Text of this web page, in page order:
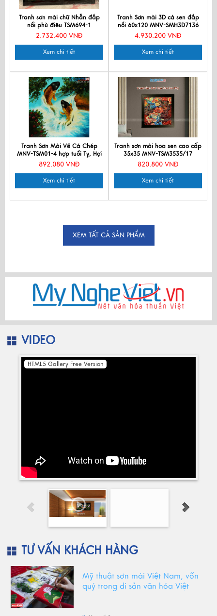
Tranh sơn mài chữ Nhẫn đắp
nổi phù điêu TSM694-1
2.732.400 VNĐ
Xem chi tiết
Tranh Sơn mài 3D cá sen đắp
nổi 60x120 MNV-SMH3D7136
4.930.200 VNĐ
Xem chi tiết
Tranh Sơn Mài Vẽ Cá Chép
MNV-TSM01-4 hợp tuổi Tỵ, Hợi
892.080 VNĐ
Xem chi tiết
Tranh sơn mài hoa sen cao cấp
35x35 MNV-TSM3535/17
820.800 VNĐ
Xem chi tiết
XEM TẤT CẢ SẢN PHẨM
VIDEO
HTML5 Gallery Free Version
TƯ VẤN KHÁCH HÀNG
Mỹ thuật sơn mài Việt Nam, vốn
quý trong di sản văn hóa Việt